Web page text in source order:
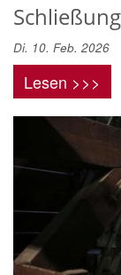
Di. 10. Feb. 2026
Lesen >>>